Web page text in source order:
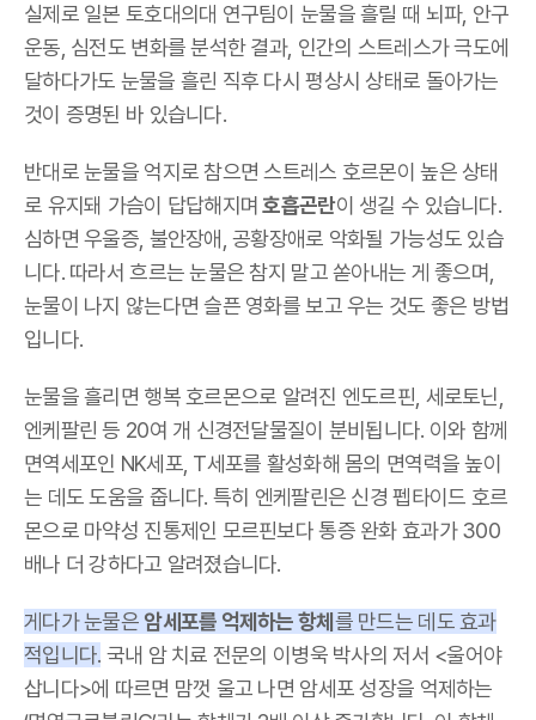
실제로 일본 토호대의대 연구팀이 눈물을 흘릴 때 뇌파, 안구
운동, 심전도 변화를 분석한 결과, 인간의 스트레스가 극도에
달하다가도 눈물을 흘린 직후 다시 평상시 상태로 돌아가는
것이 증명된 바 있습니다.
반대로 눈물을 억지로 참으면 스트레스 호르몬이 높은 상태
로 유지돼 가슴이 답답해지며 호흡곤란이 생길 수 있습니다.
심하면 우울증, 불안장애, 공황장애로 악화될 가능성도 있습
니다. 따라서 흐르는 눈물은 참지 말고 쏟아내는 게 좋으며,
눈물이 나지 않는다면 슬픈 영화를 보고 우는 것도 좋은 방법
입니다.
눈물을 흘리면 행복 호르몬으로 알려진 엔도르핀, 세로토닌,
엔케팔린 등 20여 개 신경전달물질이 분비됩니다. 이와 함께
면역세포인 NK세포, T세포를 활성화해 몸의 면역력을 높이
는 데도 도움을 줍니다. 특히 엔케팔린은 신경 펩타이드 호르
몬으로 마약성 진통제인 모르핀보다 통증 완화 효과가 300
배나 더 강하다고 알려졌습니다.
게다가 눈물은 암세포를 억제하는 항체 를 만드는 데도 효과
적입니다. 국내 암 치료 전문의 이병욱 박사의 저서 <울어야
삽니다>에 따르면 맘껏 울고 나면 암세포 성장을 억제하는